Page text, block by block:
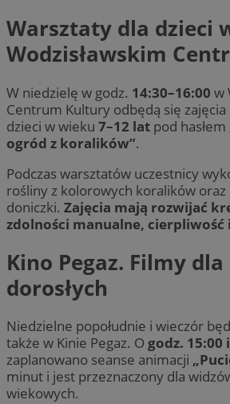
Warsztaty dla dzieci
Wodzisławskim
W niedzielę w godz. 14:30–16:00 w
Centrum Kultury odbędą się zajęcia
dzieci w wieku 7–12 lat pod hasłem
ogród z koralików”.
Podczas warsztatów uczestnicy
rośliny z kolorowych koralików oraz
doniczki. Zajęcia mają rozwijać
zdolności manualne, cierpliwość
Kino Pegaz. Filmy
dorosłych
Niedzielne popołudnie i wieczór
także w Kinie Pegaz. O godz. 15:00
zaplanowano seanse animacji
minut i jest przeznaczony dla
wiekowych.